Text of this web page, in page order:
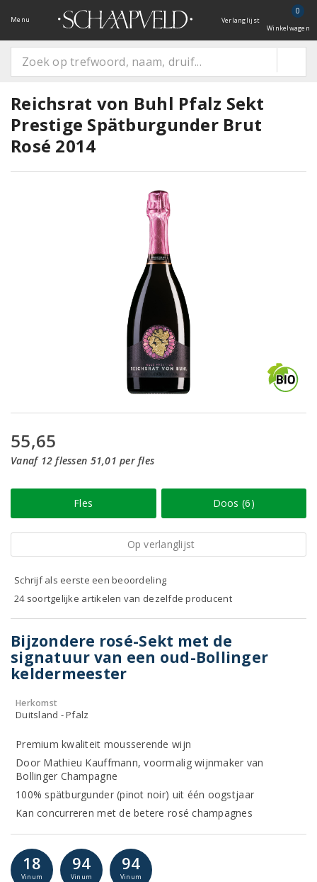
Menu Verlanglijst
0
Winkelwagen
Reichsrat von Buhl Pfalz Sekt
Prestige Spätburgunder Brut
Rosé 2014
55,65
Vanaf 12 flessen 51,01 per fles
Fles Doos (6)
Op verlanglijst
Schrijf als eerste een beoordeling
24 soortgelijke artikelen van dezelfde producent
Bijzondere rosé-Sekt met de
signatuur van een oud-Bollinger
keldermeester
Herkomst
Duitsland - Pfalz
Premium kwaliteit mousserende wijn
Door Mathieu Kauffmann, voormalig wijnmaker van
Bollinger Champagne
100% spätburgunder (pinot noir) uit één oogstjaar
Kan concurreren met de betere rosé champagnes
18
Vinum
94
Vinum
94
Vinum